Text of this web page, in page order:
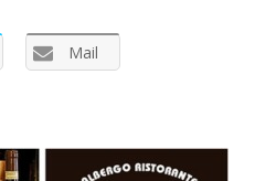
Mail